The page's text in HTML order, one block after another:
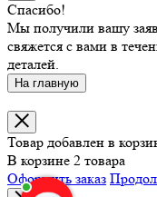
Спасибо!
Мы получили вашу
свяжется с вами в
деталей.
На главную
Товар добавлен в
В корзине 2 товара
Оформить заказ